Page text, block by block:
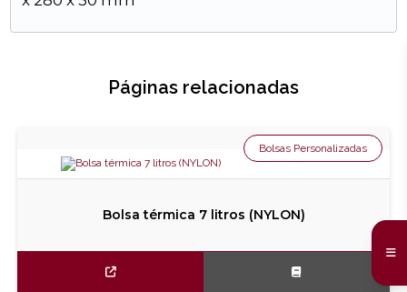
Páginas relacionadas
Bolsa térmica 7 litros (NYLON)
Bolsas Personalizadas